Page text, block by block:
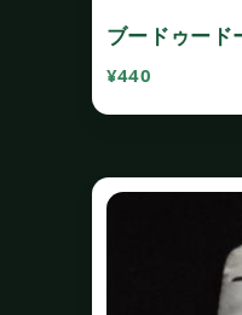
ブードゥード
¥440